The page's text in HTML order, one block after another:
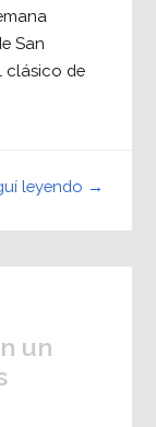
San
clásico de
leyendo →
un